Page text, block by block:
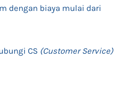
dengan biaya mulai dari
CS (Customer Service)